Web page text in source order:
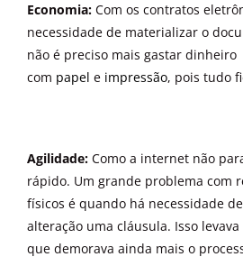
Economia: Com os contratos
necessidade de materializar o
não é preciso mais gastar dinheiro
com papel e impressão, pois tudo
Agilidade: Como a internet não
rápido. Um grande problema com
físicos é quando há necessidade
alteração uma cláusula. Isso
que demorava ainda mais o